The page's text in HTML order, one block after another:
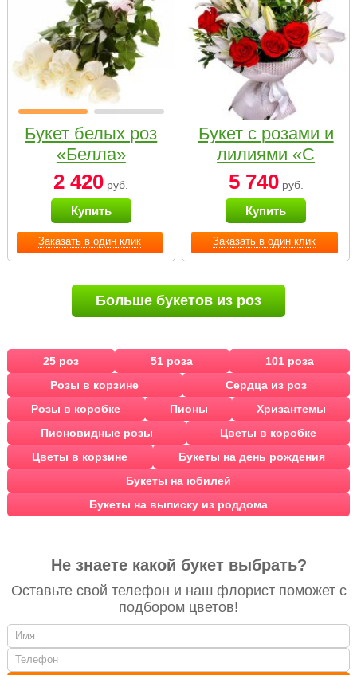
Заказать в один клик
Букет белых роз
«Белла»
2 420 руб.
Купить
Заказать в один клик
Букет с розами и
лилиями «С
наилучшими
пожеланиями»
5 740руб.
Купить
Больше букетов из роз
25 роз 51 роза
101 роза
Розы в корзине
Сердца из роз
Розы в коробке
Пионы
Хризантемы
Пионовидные розы
Цветы в коробке
Цветы в корзине
Букеты на день рождения
Букеты на юбилей
Букеты на выписку из роддома
Не знаете какой букет выбрать?
Оставьте свой телефон и наш флорист поможет с
подбором цветов!